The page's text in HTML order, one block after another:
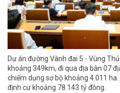
Dự án đường Vành đai 5 - Vùng
khoảng 349km, đi qua địa bàn 07
chiếm dụng sơ bộ khoảng 4.011
định cư khoảng 78.143 tỷ đồng.